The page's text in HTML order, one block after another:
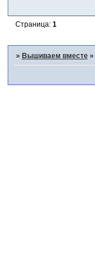
Страница: 1
» Вышиваем вместе »